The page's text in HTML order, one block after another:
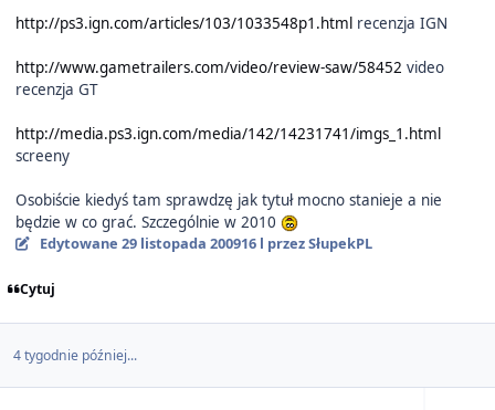
http://ps3.ign.com/articles/103/1033548p1.htmlrecenzja IGN
http://www.gametrailers.com/video/review-saw/58452 video
recenzja GT
http://media.ps3.ign.com/media/142/14231741/imgs_1.html
screeny
Osobiście kiedyś tam sprawdzę jak tytuł mocno stanieje a nie
będzie w co grać. Szczególnie w 2010
Edytowane 29 listopada 200916 l przez SłupekPL
Cytuj
4 tygodnie później...